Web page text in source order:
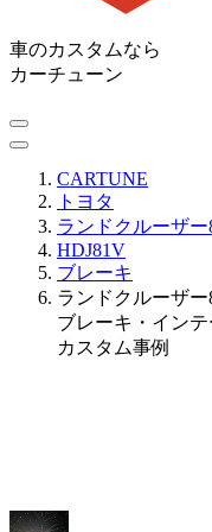
車のカスタムなら
カーチューン
CARTUNE
トヨタ
ランドクルーザー
HDJ81V
ブレーキ
ランドクルーザー
ブレーキ・イン
カスタム事例